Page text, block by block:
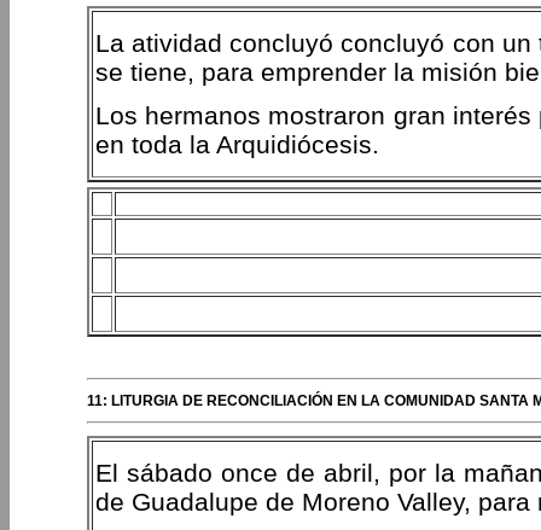
La atividad concluyó concluyó con
se tiene, para emprender la misión
Los hermanos mostraron gran
en toda la Arquidiócesis.
11: LITURGIA DE RECONCILIACIÓN EN LA COMUNIDAD SANTA
El sábado once de abril, por la
de Guadalupe de Moreno Valley,